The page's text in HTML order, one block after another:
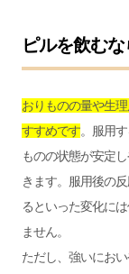
ピルを飲むな
おりものの量や生
すすめです。服用
ものの状態が安定
きます。服用後の
るといった変化に
ません。
ただし、強いにお